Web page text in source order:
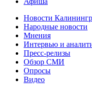
Новости
Народные новости
Мнения
Интервью и
Пресс-релизы
Обзор СМИ
Опросы
Видео